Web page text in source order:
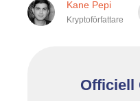
Kane Pepi
Kryptoförfattare
Officiell